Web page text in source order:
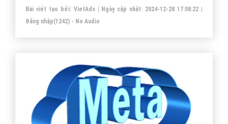
Bài viết tạo bởi: VietAds| Ngày cập nhật: 2024-12-28 17:08:22 |
Đăng nhập(1242) - No Audio